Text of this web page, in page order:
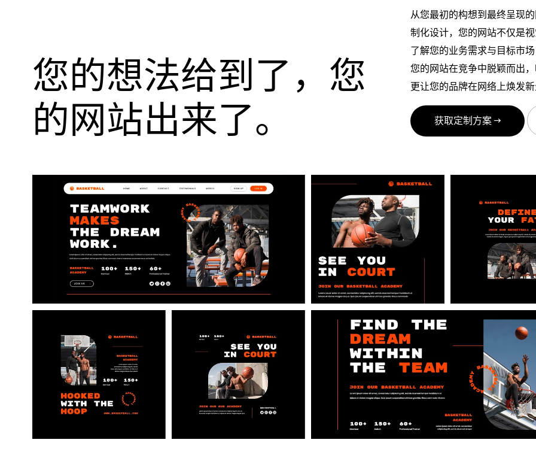
您的想法给到了，您
的网站出来了。
从您最初的构想到最终呈现
制化设计，您的网站不仅是
了解您的业务需求与目标市
您的网站在竞争中脱颖而出
更让您的品牌在网络上焕发
获取定制方案 →